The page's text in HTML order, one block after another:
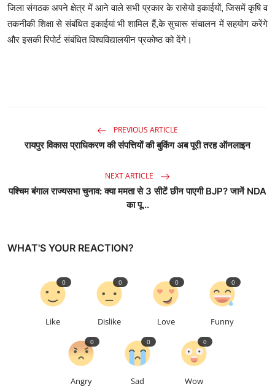
जिला संगठक अपने क्षेत्र में आने वाले सभी प्रकार के रासेयो इकाईयों, जिसमें कृषि व
तकनीकी शिक्षा से संबंधित इकाईयां भी शामिल हैं,के सुचारू संचालन में सहयोग करेंगे
और इसकी रिपोर्ट संबंधित विश्वविद्यालयीन प्रकोष्ठ को देंगे।
PREVIOUS ARTICLE
रायपुर विकास प्राधिकरण की संपत्तियों की बुकिंग अब पूरी तरह ऑनलाइन
NEXT ARTICLE
पश्चिम बंगाल राज्यसभा चुनाव: क्या ममता से 3 सीटें छीन पाएगी BJP? जानें NDA
का पू...
WHAT'S YOUR REACTION?
Like
0
Dislike
0
Love
0
Funny
0
Angry
0
Sad
0
Wow
0